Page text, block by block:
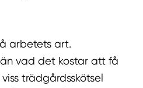
arbetets art.
vad det kostar att få
trädgårdsskötsel